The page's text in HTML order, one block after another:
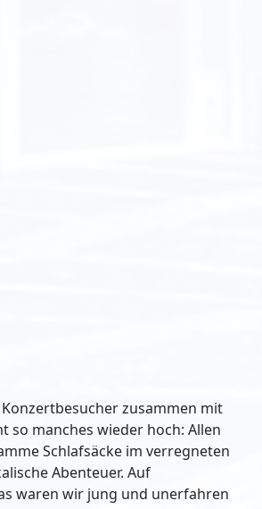
zusammen mit
so manches wieder hoch: Allen
Schlafsäcke im verregneten
Abenteuer. Auf
waren wir jung und unerfahren